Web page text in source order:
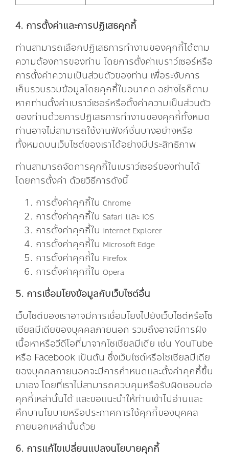
4. การตั้งค่าและการปฏิเสธคุกกี้
ท่านสามารถเลือกปฏิเสธการทำงานของคุกกี้ได้ตาม
ความต้องการของท่าน โดยการตั้งค่าเบราว์เซอร์หรือ
การตั้งค่าความเป็นส่วนตัวของท่าน เพื่อระงับการ
เก็บรวบรวมข้อมูลโดยคุกกี้ในอนาคต อย่างไรก็ตาม
หากท่านตั้งค่าเบราว์เซอร์หรือตั้งค่าความเป็นส่วนตัว
ของท่านด้วยการปฏิเสธการทำงานของคุกกี้ทั้งหมด
ท่านอาจไม่สามารถใช้งานฟังก์ชั่นบางอย่างหรือ
ทั้งหมดบนเว็บไซต์ของเราได้อย่างมีประสิทธิภาพ
ท่านสามารถจัดการคุกกี้ในเบราว์เซอร์ของท่านได้
โดยการตั้งค่า ด้วยวิธีการดังนี้
การตั้งค่าคุกกี้ใน Chrome
การตั้งค่าคุกกี้ใน Safari และ iOS
การตั้งค่าคุกกี้ใน Internet Explorer
การตั้งค่าคุกกี้ใน Microsoft Edge
การตั้งค่าคุกกี้ใน Firefox
การตั้งค่าคุกกี้ใน Opera
5. การเชื่อมโยงข้อมูลกับเว็บไซต์อื่น
เว็บไซต์ของเราอาจมีการเชื่อมโยงไปยังเว็บไซต์หรือโซ
เชียลมีเดียของบุคคลภายนอก รวมถึงอาจมีการฝัง
เนื้อหาหรือวีดีโอที่มาจากโซเชียลมีเดีย เช่น YouTube
หรือ Facebook เป็นต้น ซึ่งเว็บไซต์หรือโซเชียลมีเดีย
ของบุคคลภายนอกจะมีการกำหนดและตั้งค่าคุกกี้ขึ้น
มาเอง โดยที่เราไม่สามารถควบคุมหรือรับผิดชอบต่อ
คุกกี้เหล่านั้นได้ และขอแนะนำให้ท่านเข้าไปอ่านและ
ศึกษานโยบายหรือประกาศการใช้คุกกี้ของบุคคล
ภายนอกเหล่านั้นด้วย
6. การแก้ไขเปลี่ยนแปลงนโยบายคุกกี้